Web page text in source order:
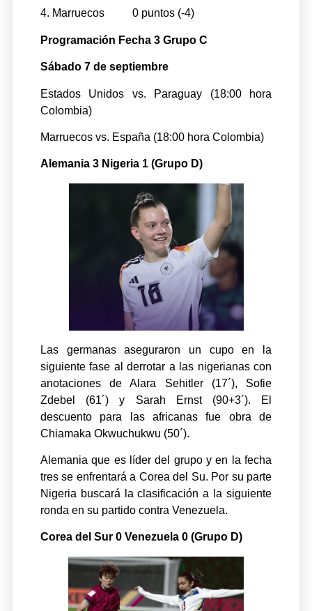
4. Marruecos 0 puntos (-4)
Programación Fecha 3 Grupo C
Sábado 7 de septiembre
Estados Unidos vs. Paraguay (18:00 hora
Colombia)
Marruecos vs. España (18:00 hora Colombia)
Alemania 3 Nigeria 1 (Grupo D)
Las germanas aseguraron un cupo en la
siguiente fase al derrotar a las nigerianas con
anotaciones de Alara Sehitler (17´), Sofie
Zdebel (61´) y Sarah Ernst (90+3´). El
descuento para las africanas fue obra de
Chiamaka Okwuchukwu (50´).
Alemania que es líder del grupo y en la fecha
tres se enfrentará a Corea del Su. Por su parte
Nigeria buscará la clasificación a la siguiente
ronda en su partido contra Venezuela.
Corea del Sur 0 Venezuela 0 (Grupo D)